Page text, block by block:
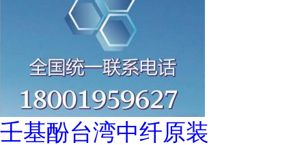
壬基酚台湾中纤原装